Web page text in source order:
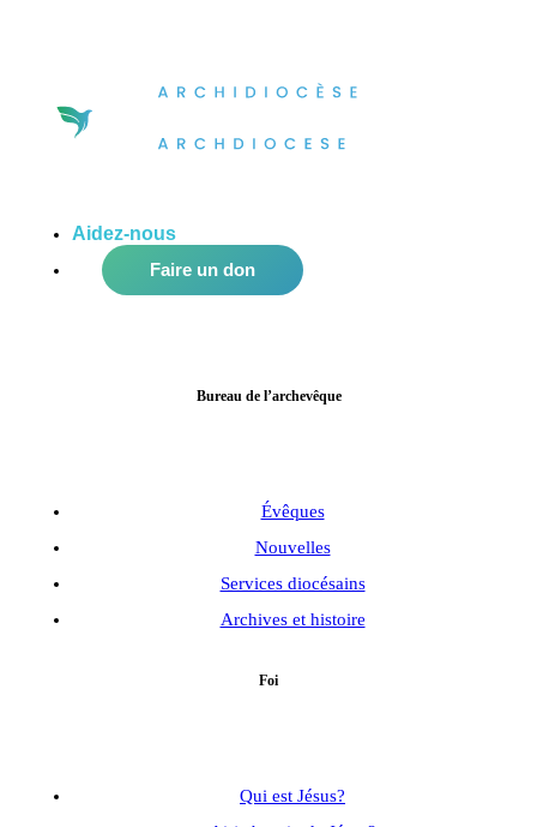
Aidez-nous
Faire un don
Bureau de l’archevêque
Évêques
Nouvelles
Services diocésains
Archives et histoire
Foi
Qui est Jésus?